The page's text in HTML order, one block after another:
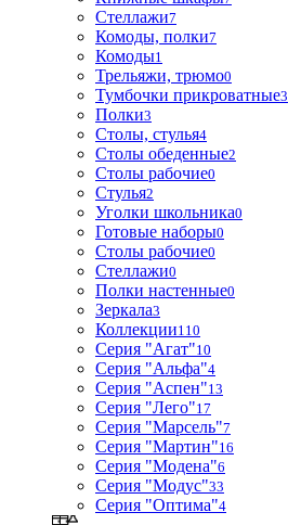
Стеллажи7
Комоды, полки7
Комоды1
Трельяжи, трюмо0
Тумбочки прикроватные3
Полки3
Столы, стулья4
Столы обеденные2
Столы рабочие0
Стулья2
Уголки школьника0
Готовые наборы0
Столы рабочие0
Стеллажи0
Полки настенные0
Зеркала3
Коллекции110
Серия "Агат"10
Серия "Альфа"4
Серия "Аспен"13
Серия "Лего"17
Серия "Марсель"7
Серия "Мартин"16
Серия "Модена"6
Серия "Модус"33
Серия "Оптима"4